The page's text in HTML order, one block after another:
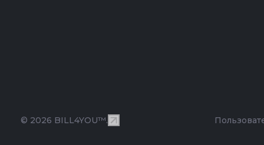
© 2026 BILL4YOU™.